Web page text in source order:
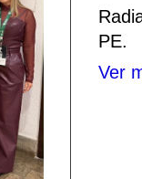
PE.
Ver